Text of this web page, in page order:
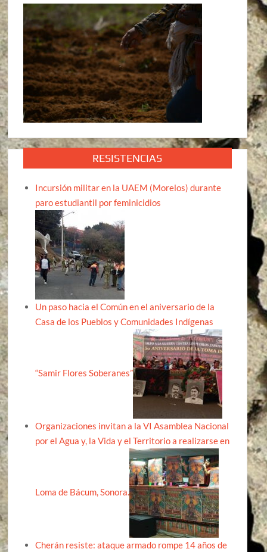
RESISTENCIAS
Incursión militar en la UAEM (Morelos) durante
paro estudiantil por feminicidios
Un paso hacia el Común en el aniversario de la
Casa de los Pueblos y Comunidades Indígenas
“Samir Flores Soberanes”
Organizaciones invitan a la VI Asamblea Nacional
por el Agua y, la Vida y el Territorio a realizarse en
Loma de Bácum, Sonora.
Cherán resiste: ataque armado rompe 14 años de